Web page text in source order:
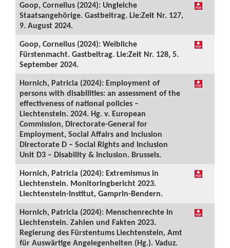
Goop, Cornelius (2024): Ungleiche
Staatsangehörige. Gastbeitrag. Lie:Zeit Nr. 127,
9. August 2024.
Goop, Cornelius (2024): Weibliche
Fürstenmacht. Gastbeitrag. Lie:Zeit Nr. 128, 5.
September 2024.
Hornich, Patricia (2024): Employment of
persons with disabilities: an assessment of the
effectiveness of national policies –
Liechtenstein. 2024. Hg. v. European
Commission, Directorate-General for
Employment, Social Affairs and Inclusion
Directorate D – Social Rights and Inclusion
Unit D3 – Disability & Inclusion. Brussels.
Hornich, Patricia (2024): Extremismus in
Liechtenstein. Monitoringbericht 2023.
Liechtenstein-Institut, Gamprin-Bendern.
Hornich, Patricia (2024): Menschenrechte in
Liechtenstein. Zahlen und Fakten 2023.
Regierung des Fürstentums Liechtenstein, Amt
für Auswärtige Angelegenheiten (Hg.). Vaduz.